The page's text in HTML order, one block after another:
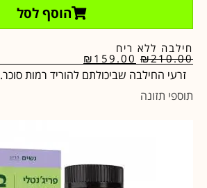
הוסף לסל
חילבה ללא ריח
₪210.00
₪ 159.00
זרעי החילבה שביכולתם להוריד רמות סוכר.
תוספי תזונה